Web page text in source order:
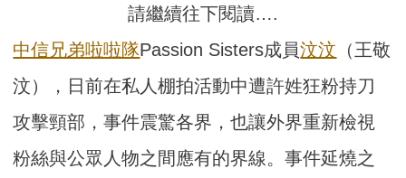
請繼續往下閱讀….
中信兄弟啦啦隊Passion Sisters成員汶汶 （王敬
汶），日前在私人棚拍活動中遭許姓狂粉持刀
攻擊頸部，事件震驚各界，也讓外界重新檢視
粉絲與公眾人物之間應有的界線。事件延燒之